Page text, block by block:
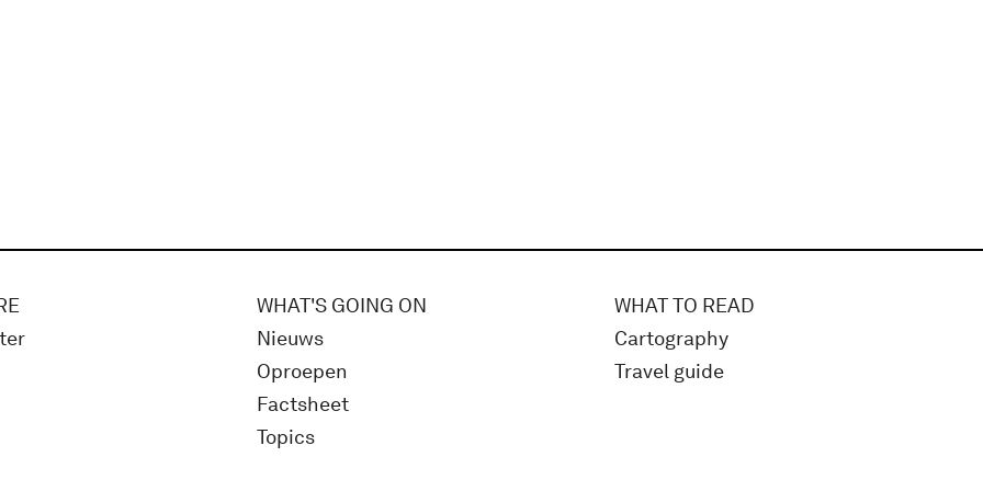
WHAT'S GOING ON
Nieuws
Oproepen
Factsheet
Topics
WHAT TO READ
Cartography
Travel guide